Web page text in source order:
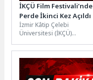
İKÇÜ Film Festivali’nde
Perde İkinci Kez Açıldı
İzmir Kâtip Çelebi
Üniversitesi (İKÇÜ)
gelenekselleşme yolunda
emin adımlarla ilerleyen
"İKÇÜ Film...